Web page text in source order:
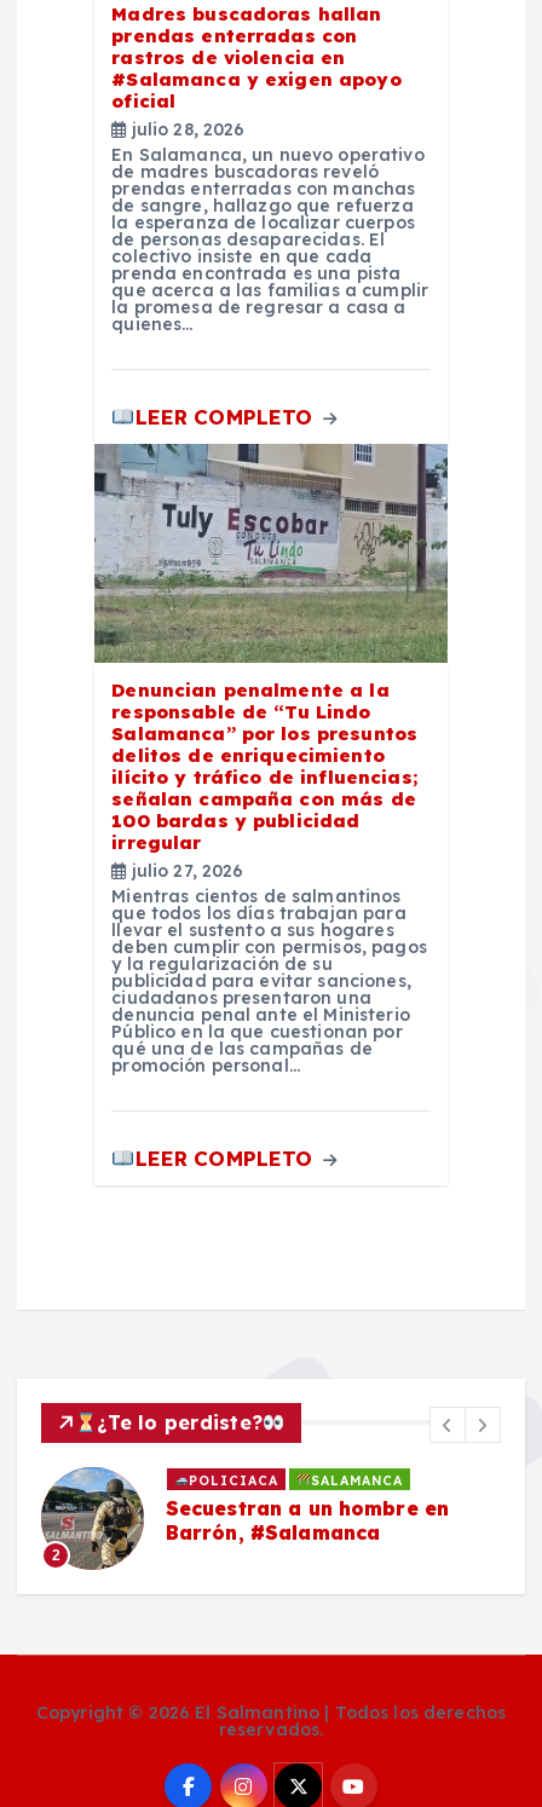
Madres buscadoras hallan
prendas enterradas con
rastros de violencia en
#Salamanca y exigen apoyo
oficial
julio 28, 2026
En Salamanca, un nuevo operativo
de madres buscadoras reveló
prendas enterradas con manchas
de sangre, hallazgo que refuerza
la esperanza de localizar cuerpos
de personas desaparecidas. El
colectivo insiste en que cada
prenda encontrada es una pista
que acerca a las familias a cumplir
la promesa de regresar a casa a
quienes…
LEER COMPLETO
Denuncian penalmente a la
responsable de “Tu Lindo
Salamanca” por los presuntos
delitos de enriquecimiento
ilícito y tráfico de influencias;
señalan campaña con más de
100 bardas y publicidad
irregular
julio 27, 2026
Mientras cientos de salmantinos
que todos los días trabajan para
llevar el sustento a sus hogares
deben cumplir con permisos, pagos
y la regularización de su
publicidad para evitar sanciones,
ciudadanos presentaron una
denuncia penal ante el Ministerio
Público en la que cuestionan por
qué una de las campañas de
promoción personal…
LEER COMPLETO
¿Te lo perdiste?
2
POLICIACA SALAMANCA
Secuestran a un hombre en
Barrón, #Salamanca
Copyright © 2026 El Salmantino | Todos los derechos
reservados.